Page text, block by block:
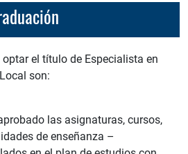
optar el título de Especialista en
son:
las asignaturas, cursos,
de enseñanza –